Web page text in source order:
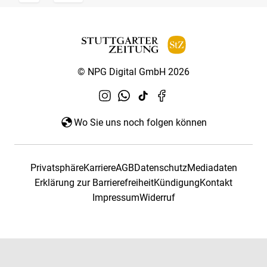
© NPG Digital GmbH 2026
Wo Sie uns noch folgen können
PrivatsphäreKarriereAGBDatenschutzMediadaten
Erklärung zur BarrierefreiheitKündigungKontakt
ImpressumWiderruf